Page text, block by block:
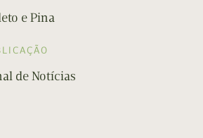
e Pina
de Notícias